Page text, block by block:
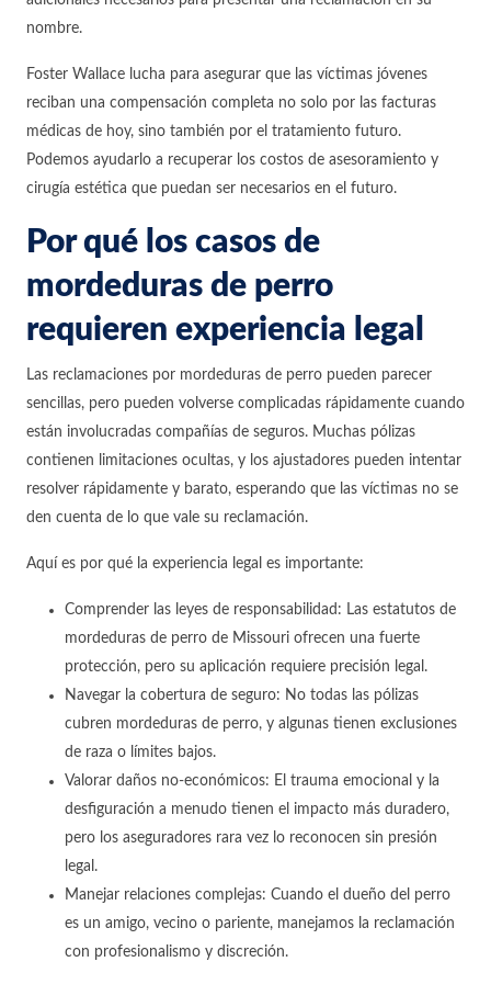
nombre.
Foster Wallace lucha para asegurar que las víctimas jóvenes
reciban una compensación completa no solo por las facturas
médicas de hoy, sino también por el tratamiento futuro.
Podemos ayudarlo a recuperar los costos de asesoramiento y
cirugía estética que puedan ser necesarios en el futuro.
Por qué los casos de
mordeduras de perro
requieren experiencia legal
Las reclamaciones por mordeduras de perro pueden parecer
sencillas, pero pueden volverse complicadas rápidamente cuando
están involucradas compañías de seguros. Muchas pólizas
contienen limitaciones ocultas, y los ajustadores pueden intentar
resolver rápidamente y barato, esperando que las víctimas no se
den cuenta de lo que vale su reclamación.
Aquí es por qué la experiencia legal es importante:
Comprender las leyes de responsabilidad: Las estatutos de
mordeduras de perro de Missouri ofrecen una fuerte
protección, pero su aplicación requiere precisión legal.
Navegar la cobertura de seguro: No todas las pólizas
cubren mordeduras de perro, y algunas tienen exclusiones
de raza o límites bajos.
Valorar daños no-económicos: El trauma emocional y la
desfiguración a menudo tienen el impacto más duradero,
pero los aseguradores rara vez lo reconocen sin presión
legal.
Manejar relaciones complejas: Cuando el dueño del perro
es un amigo, vecino o pariente, manejamos la reclamación
con profesionalismo y discreción.